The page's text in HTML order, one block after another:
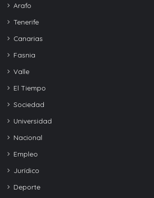
Arafo
Tenerife
Canarias
Fasnia
Valle
El Tiempo
Sociedad
Universidad
Nacional
Empleo
Jurídico
Deporte